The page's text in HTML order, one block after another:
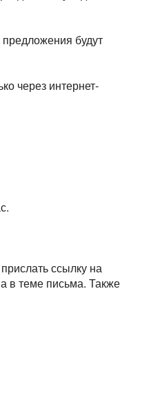
будут
через интернет-
ссылку на
в теме письма. Также